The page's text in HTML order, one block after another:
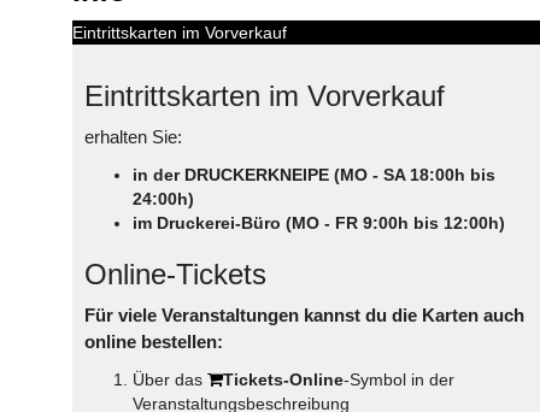
Eintrittskarten im Vorverkauf
Eintrittskarten im Vorverkauf
erhalten Sie:
in der DRUCKERKNEIPE (MO - SA 18:00h bis
24:00h)
im Druckerei-Büro (MO - FR 9:00h bis 12:00h)
Online-Tickets
Für viele Veranstaltungen kannst du die Karten auch
online bestellen:
Über das Tickets-Online-Symbol in der
Veranstaltungsbeschreibung